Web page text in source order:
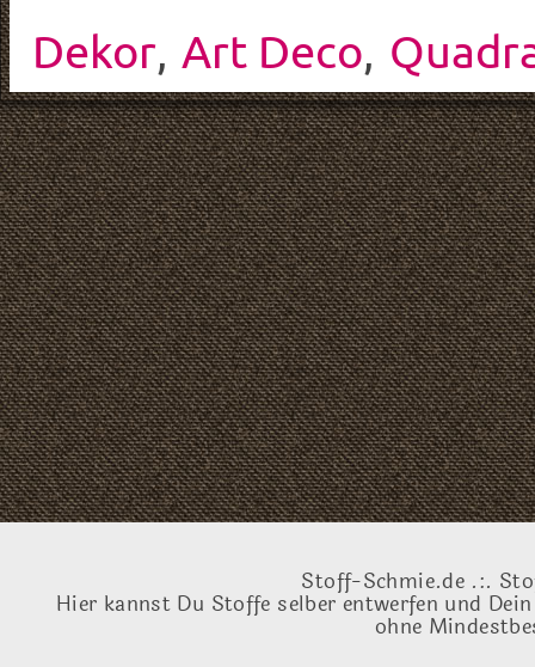
Dekor, Art Deco,
Stoff-Schmie.de .:.
Hier kannst Du Stoffe selber entwerfen und
ohne